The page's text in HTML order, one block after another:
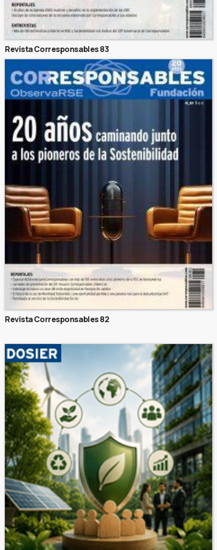
Revista Corresponsables 83
Revista Corresponsables 82